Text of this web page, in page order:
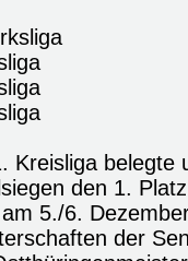
Kreisliga belegte
den 1.
5./6.
der